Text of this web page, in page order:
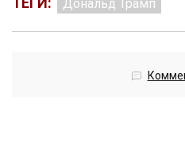
Дональд Трамп